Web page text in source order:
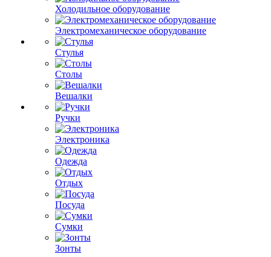
Холодильное оборудование
Электромеханическое оборудование
Стулья
Столы
Вешалки
Ручки
Электроника
Одежда
Отдых
Посуда
Сумки
Зонты